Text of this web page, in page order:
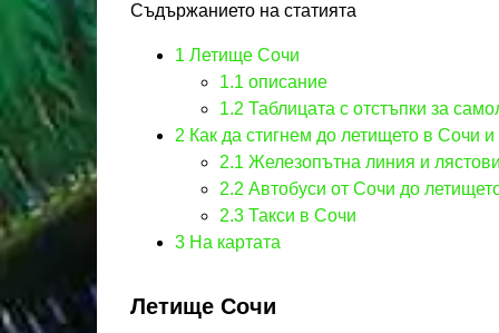
Съдържанието на статията
1 Летище Сочи
1.1 описание
1.2 Таблицата с отстъпки за
2 Как да стигнем до летището в Сочи
2.1 Железопътна линия и
2.2 Автобуси от Сочи до
2.3 Такси в Сочи
3 На картата
Летище Сочи